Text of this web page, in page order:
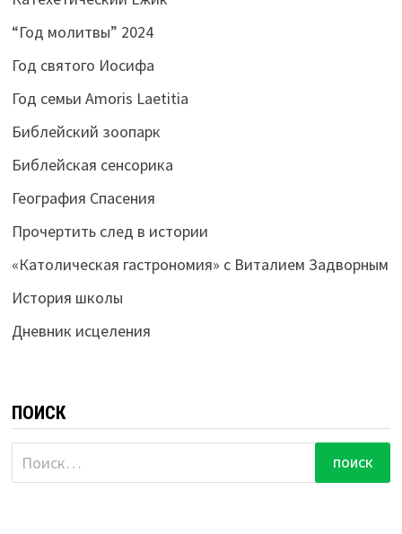
“Год молитвы” 2024
Год святого Иосифа
Год семьи Amoris Laetitia
Библейский зоопарк
Библейская сенсорика
География Спасения
Прочертить след в истории
«Католическая гастрономия» с Виталием Задворным
История школы
Дневник исцеления
ПОИСК
Найти: